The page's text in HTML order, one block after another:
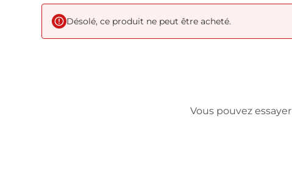
Désolé, ce produit ne peut être acheté.
Vous pouvez essayer